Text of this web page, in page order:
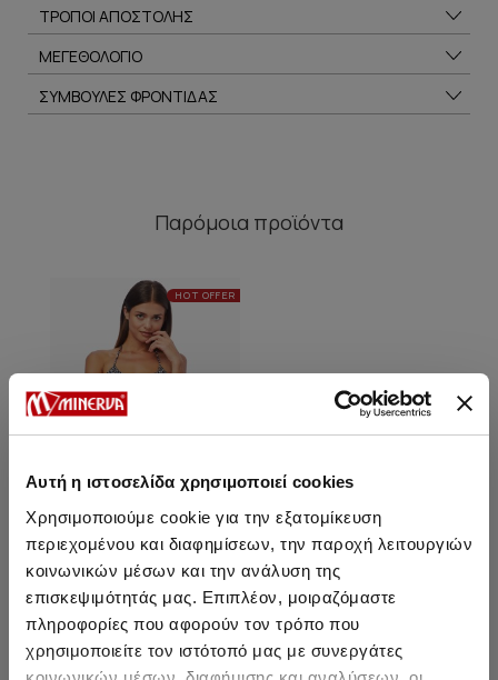
Αυτή η ιστοσελίδα χρησιμοποιεί cookies
Χρησιμοποιούμε cookie για την εξατομίκευση
περιεχομένου και διαφημίσεων, την παροχή λειτουργιών
κοινωνικών μέσων και την ανάλυση της
επισκεψιμότητάς μας. Επιπλέον, μοιραζόμαστε
πληροφορίες που αφορούν τον τρόπο που
χρησιμοποιείτε τον ιστότοπό μας με συνεργάτες
ΤΡΟΠΟΙ ΑΠΟΣΤΟΛΗΣ
ΜΕΓΕΘΟΛΟΓΙΟ
ΣΥΜΒΟΥΛΕΣ ΦΡΟΝΤΙΔΑΣ
Παρόμοια προϊόντα
HOT OFFER
Martinique Culotte - Bikini
7,95 €